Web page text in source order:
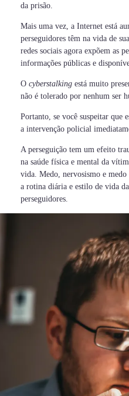
da prisão.
Mais uma vez, a Internet está
perseguidores têm na vida de
redes sociais agora expõem as
informações públicas e
O cyberstalking está muito
não é tolerado por nenhum ser
Portanto, se você suspeitar que
a intervenção policial
A perseguição tem um efeito
na saúde física e mental da
vida. Medo, nervosismo e medo
a rotina diária e estilo de vida
perseguidores.